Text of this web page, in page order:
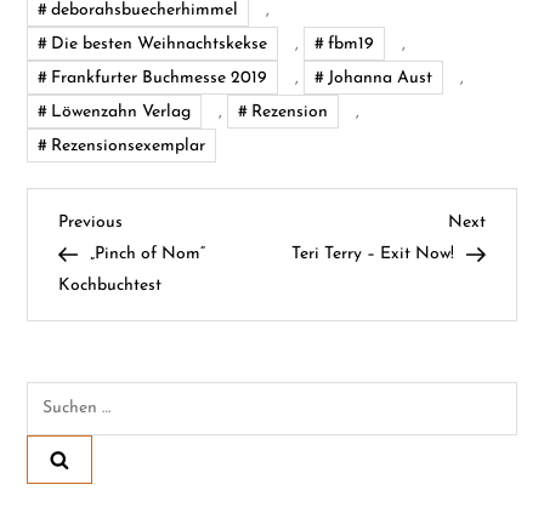
deborahsbuecherhimmel
,
Die besten Weihnachtskekse
, fbm19
,
Frankfurter Buchmesse 2019
, Johanna Aust
,
Löwenzahn Verlag
, Rezension
,
Rezensionsexemplar
B
e
t
r
Previous
Post
Previous
„Pinch of Nom“
Kochbuchtest
Next
Post
Next
Teri Terry – Exit Now!
Suchen